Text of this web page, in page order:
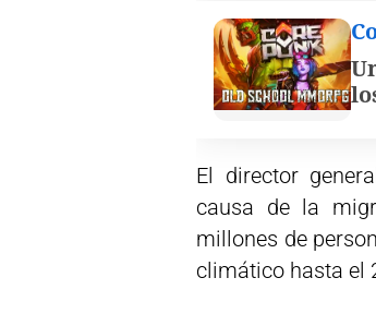
El director
causa de la
millones de
climático hasta el